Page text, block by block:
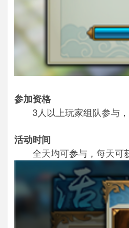
参加资格
3人以上玩家组队参与，
活动时间
全天均可参与，每天可